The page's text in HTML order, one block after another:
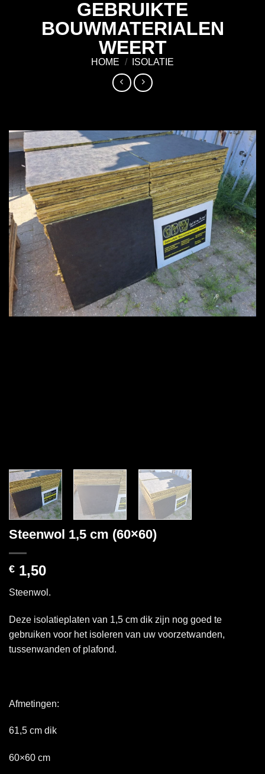
GEBRUIKTE
BOUWMATERIALEN
WEERT
HOME / ISOLATIE
Steenwol 1,5 cm (60×60)
€ 1,50
Steenwol.
Deze isolatieplaten van 1,5 cm dik zijn nog goed te
gebruiken voor het isoleren van uw voorzetwanden,
tussenwanden of plafond.
Afmetingen:
61,5 cm dik
60×60 cm